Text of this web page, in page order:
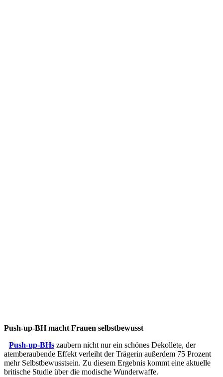
Push-up-BH macht Frauen selbstbewusst
Push-up-BHs zaubern nicht nur ein schönes Dekollete, der
atemberaubende Effekt verleiht der Trägerin außerdem 75 Prozent
mehr Selbstbewusstsein. Zu diesem Ergebnis kommt eine aktuelle
britische Studie über die modische Wunderwaffe.